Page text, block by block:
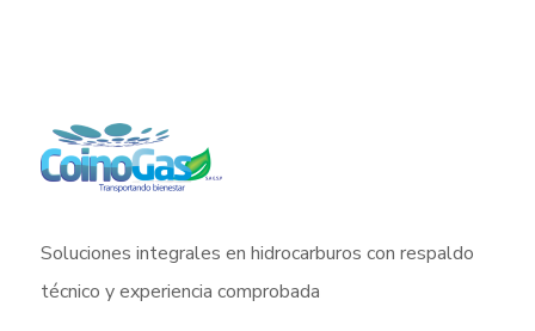
Soluciones integrales en hidrocarburos con respaldo
técnico y experiencia comprobada